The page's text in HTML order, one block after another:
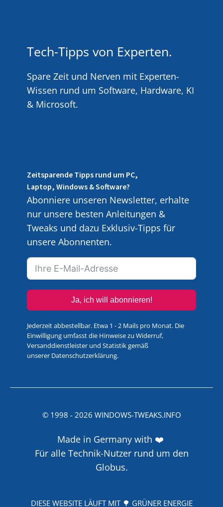
Tech-Tipps von Experten.
Spare Zeit und Nerven mit Experten-
Wissen rund um Software, Hardware, KI
& Microsoft.
Zeitsparende Tipps rund um PC,
Laptop, Windows & Software?
Abonniere unseren Newsletter, erhalte
nur unsere besten Anleitungen &
Tweaks und dazu Exklusiv-Tipps für
unsere Abonnenten.
Ja, ich will abonnieren!
Jederzeit abbestellbar. Etwa 1 - 2 Mails pro Monat. Die
Einwilligung umfasst die Hinweise zu Widerruf,
Versanddienstleister und Statistik gemäß
unserer Datenschutzerklärung.
© 1998 - 2026 WINDOWS-TWEAKS.INFO
Made in Germany with ❤️
Für alle Technik-Nutzer rund um den
Globus.
DIESE WEBSITE LÄUFT MIT 🌳 GRÜNER ENERGIE